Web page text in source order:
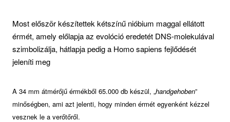
Most először készítettek kétszínű nióbium maggal ellátott
érmét, amely előlapja az evolóció eredetét DNS-molekulával
szimbolizálja, hátlapja pedig a Homo sapiens fejlődését
jeleníti meg
A 34 mm átmérőjű érmékből 65.000 db készül, „handgehoben”
minőségben, ami azt jelenti, hogy minden érmét egyenként kézzel
vesznek le a verőtőről.